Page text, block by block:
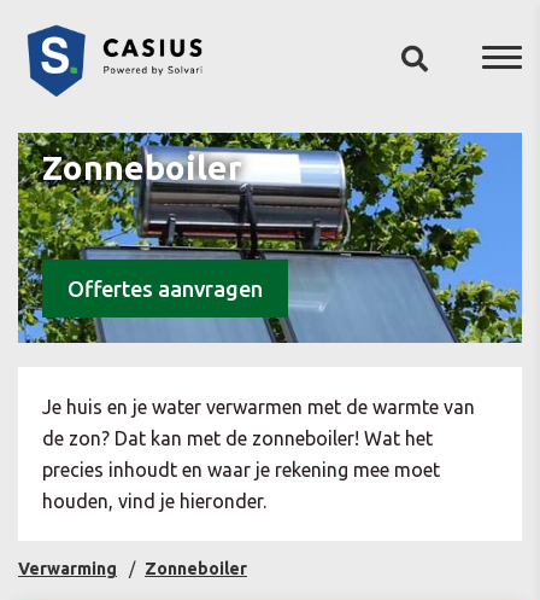
Zonneboiler
Offertes aanvragen
Je huis en je water verwarmen met de warmte van
de zon? Dat kan met de zonneboiler! Wat het
precies inhoudt en waar je rekening mee moet
houden, vind je hieronder.
Verwarming Zonneboiler